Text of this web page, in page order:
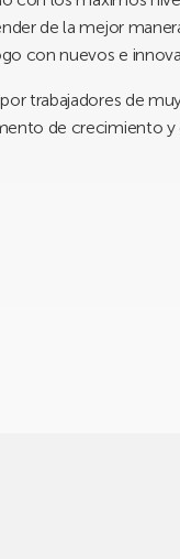
de la mejor
con nuevos e
trabajadores de
de crecimiento